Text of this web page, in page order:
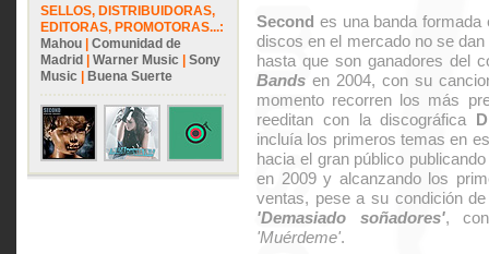
SELLOS, DISTRIBUIDORAS,
EDITORAS, PROMOTORAS...:
Mahou
Comunidad de
Madrid
Warner Music
Sony
Music
Buena Suerte
Second es una banda formada
discos en el mercado no se
hasta que son ganadores del
Bands en 2004, con su
momento recorren los más
reeditan con la discográfica
incluía los primeros temas en
hacia el gran público
en 2009 y alcanzando los
ventas, pese a su condición
'Demasiado soñadores',
'Muérdeme'.